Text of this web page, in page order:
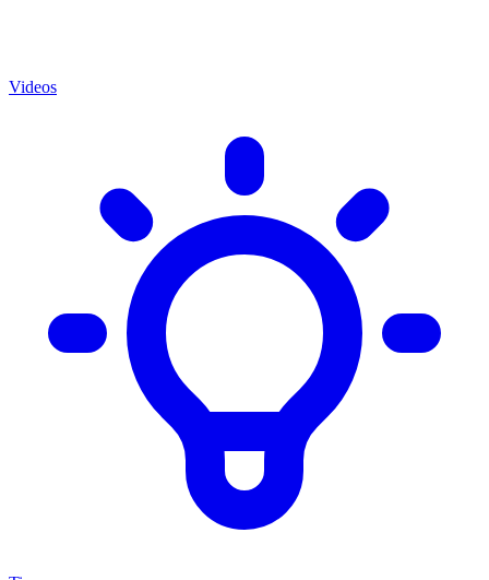
Videos